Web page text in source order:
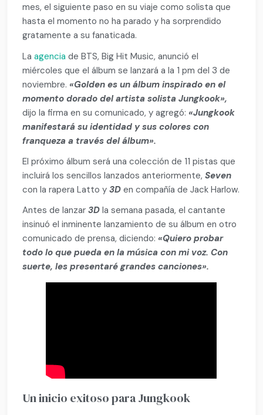
mes, el siguiente paso en su viaje como solista que
hasta el momento no ha parado y ha sorprendido
gratamente a su fanaticada.
Laagencia de BTS, Big Hit Music, anunció el
miércoles que el álbum se lanzará a la 1 pm del 3 de
noviembre. «Golden es un álbum inspirado en el
momento dorado del artista solista Jungkook»,
dijo la firma en su comunicado, y agregó: «Jungkook
manifestará su identidad y sus colores con
franqueza a través del álbum».
El próximo álbum será una colección de 11 pistas que
incluirá los sencillos lanzados anteriormente,Seven
con la rapera Latto y3Den compañía de Jack Harlow.
Antes de lanzar3D la semana pasada, el cantante
insinuó el inminente lanzamiento de su álbum en otro
comunicado de prensa, diciendo: «Quiero probar
todo lo que pueda en la música con mi voz. Con
suerte, les presentaré grandes canciones».
Un inicio exitoso para Jungkook